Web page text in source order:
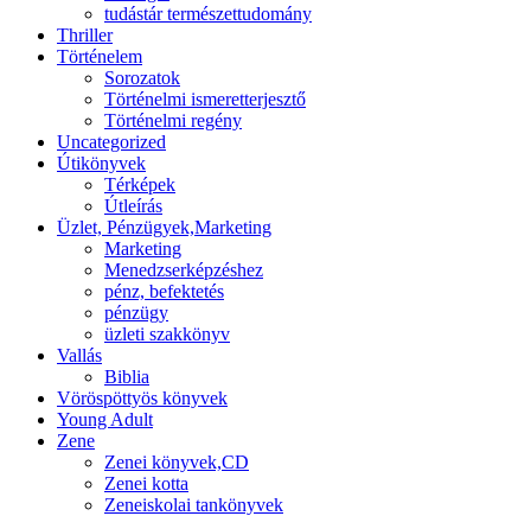
tudástár természettudomány
Thriller
Történelem
Sorozatok
Történelmi ismeretterjesztő
Történelmi regény
Uncategorized
Útikönyvek
Térképek
Útleírás
Üzlet, Pénzügyek,Marketing
Marketing
Menedzserképzéshez
pénz, befektetés
pénzügy
üzleti szakkönyv
Vallás
Biblia
Vöröspöttyös könyvek
Young Adult
Zene
Zenei könyvek,CD
Zenei kotta
Zeneiskolai tankönyvek